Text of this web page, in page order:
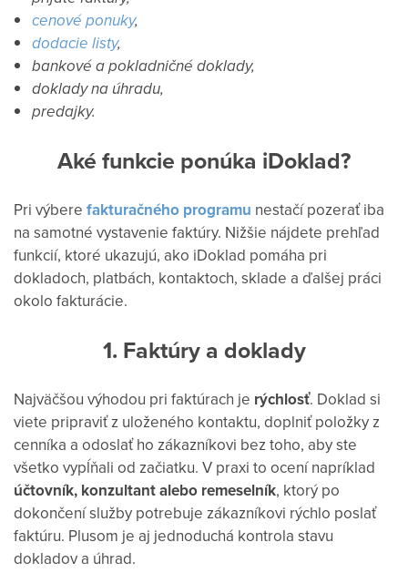
cenové ponuky,
dodacie listy,
bankové a pokladničné doklady,
doklady na úhradu,
predajky.
Aké funkcie ponúka iDoklad?
Pri výbere fakturačného programu nestačí pozerať iba
na samotné vystavenie faktúry. Nižšie nájdete prehľad
funkcií, ktoré ukazujú, ako iDoklad pomáha pri
dokladoch, platbách, kontaktoch, sklade a ďalšej práci
okolo fakturácie.
1. Faktúry a doklady
Najväčšou výhodou pri faktúrach je rýchlosť. Doklad si
viete pripraviť z uloženého kontaktu, doplniť položky z
cenníka a odoslať ho zákazníkovi bez toho, aby ste
všetko vypĺňali od začiatku. V praxi to ocení napríklad
účtovník, konzultant alebo remeselník, ktorý po
dokončení služby potrebuje zákazníkovi rýchlo poslať
faktúru. Plusom je aj jednoduchá kontrola stavu
dokladov a úhrad.